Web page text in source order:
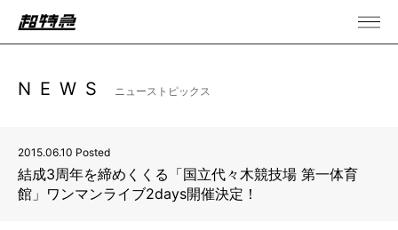
NEWS ニューストピックス
2015.06.10 Posted
結成3周年を締めくくる「国立代々木競技場 第一体育
館」ワンマンライブ2days開催決定！